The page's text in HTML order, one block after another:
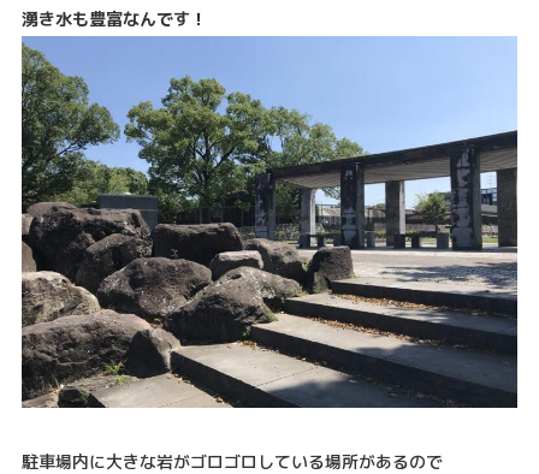
湧き水も豊富なんです！
駐車場内に大きな岩がゴロゴロしている場所があるので